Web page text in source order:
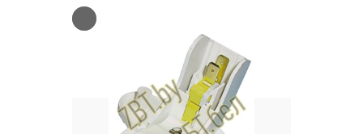
Previous